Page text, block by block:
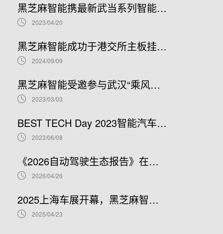
黑芝麻智能携最新武当系列智能汽车跨域计算平台及华山开发者计划亮相上海车展
2023/04/20
黑芝麻智能成功于港交所主板挂牌上市！
2024/09/09
黑芝麻智能受邀参与武汉“乘风芯计划”，助力东风谋“国芯”
2023/03/03
BEST TECH Day 2023智能汽车高峰论坛——安谋科技：赋能创新，共赢智能汽车新时代
2023/06/08
《2026自动驾驶生态报告》在京发布，黑芝麻智能助力行业“进击-进阶-进化”
2026/04/26
2025上海车展开幕，黑芝麻智能全系“芯”产品及应用亮相
2025/04/23